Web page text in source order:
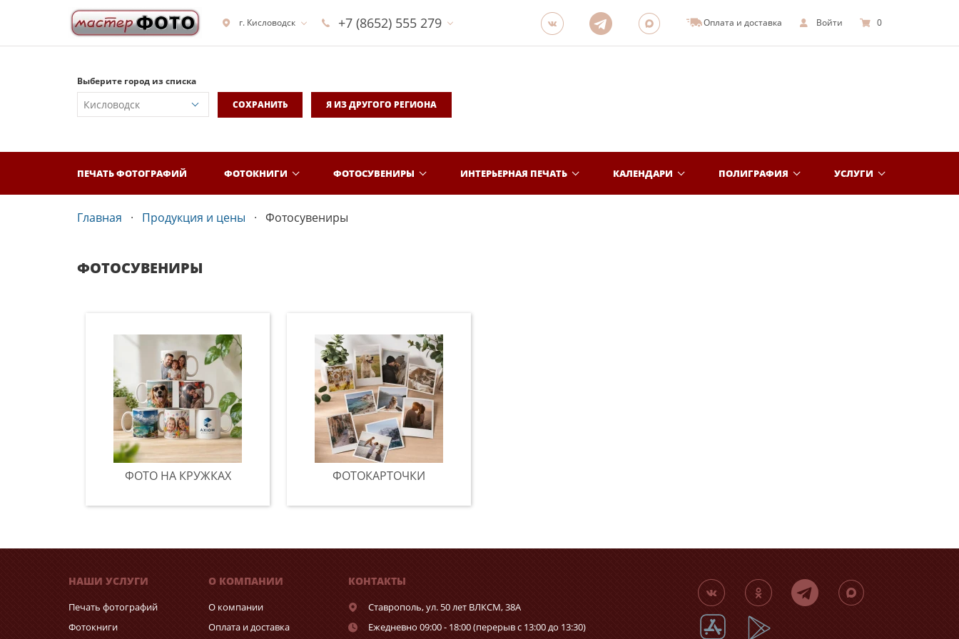
г. Кисловодск +7 (8652) 555 279 Оплата и доставка Войти 0
Выберите город из списка
СОХРАНИТЬ
Я ИЗ ДРУГОГО РЕГИОНА
ПЕЧАТЬ ФОТОГРАФИЙ ФОТОКНИГИ ФОТОСУВЕНИРЫ ИНТЕРЬЕРНАЯ ПЕЧАТЬ КАЛЕНДАРИ ПОЛИГРАФИЯ УСЛУГИ
Главная Продукция и цены Фотосувениры
ФОТОСУВЕНИРЫ
ФОТО НА КРУЖКАХ ФОТОКАРТОЧКИ
НАШИ УСЛУГИ
Печать фотографий
Фотокниги
О КОМПАНИИ
О компании
Оплата и доставка
КОНТАКТЫ
Ставрополь,ул. 50 лет ВЛКСМ, 38А
Ежедневно 09:00 - 18:00 (перерыв с 13:00 до 13:30)